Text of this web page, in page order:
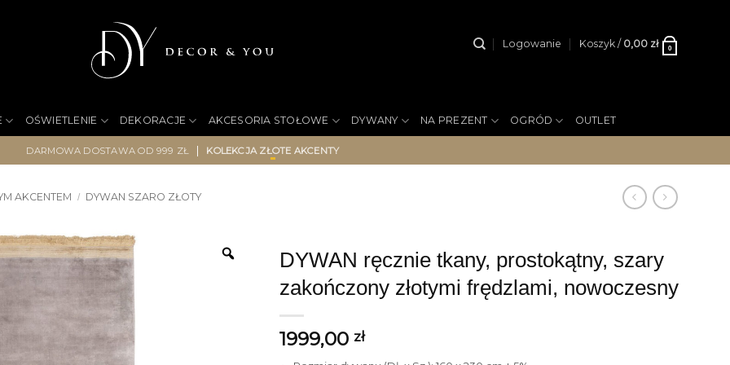
Logowanie Koszyk / 0,00 zł 0
OŚWIETLENIE DEKORACJE AKCESORIA STOŁOWE DYWANY NA PREZENT OGRÓD OUTLET
DARMOWA DOSTAWA OD 999 ZŁ | KOLEKCJA ZŁOTE AKCENTY
AKCENTEM / DYWAN SZARO ZŁOTY
DYWAN ręcznie tkany, prostokątny, szary
zakończony złotymi frędzlami, nowoczesny
1999,00 zł